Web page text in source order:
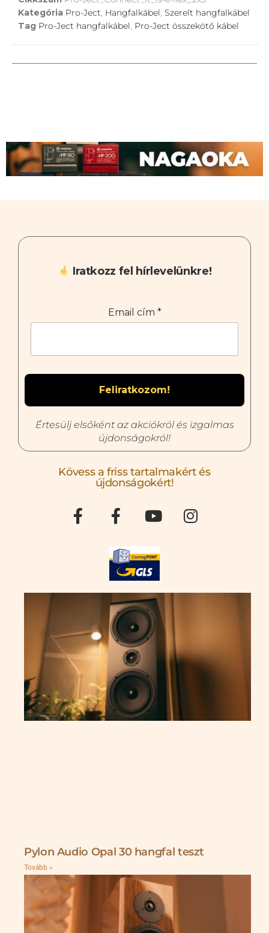
Kategória Pro-Ject, Hangfalkábel, Szerelt hangfalkábel
Tag Pro-Ject hangfalkábel, Pro-Ject összekötő kábel
Iratkozz fel hírlevelünkre!
Email cím *
Értesülj elsőként az akciókról és izgalmas
újdonságokról!
Kövess a friss tartalmakért és
újdonságokért!
Pylon Audio Opal 30 hangfal teszt
Tovább »